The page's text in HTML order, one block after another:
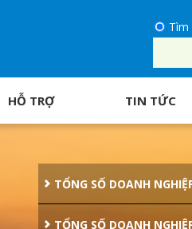
Tìm
HỖ TRỢ TIN TỨC
TỔNG SỐ DOANH
TỔNG SỐ DOANH